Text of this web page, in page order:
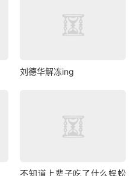
刘德华解冻ing
不知道上辈子吃了什么蜈蚣